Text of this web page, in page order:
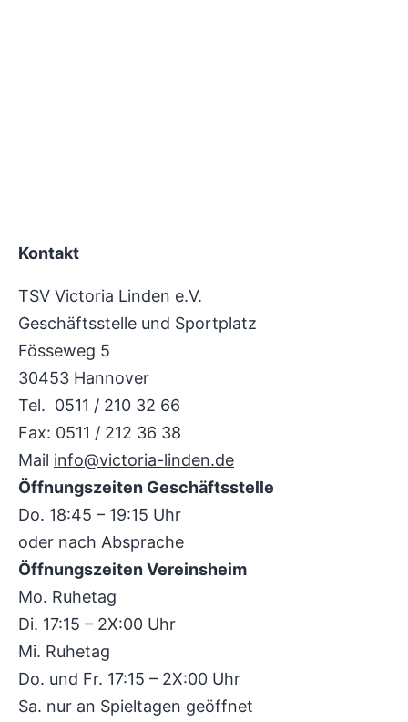
Kontakt
TSV Victoria Linden e.V.
Geschäftsstelle und Sportplatz
Fösseweg 5
30453 Hannover
Tel. 0511 / 210 32 66
Fax: 0511 / 212 36 38
Mail info@victoria-linden.de
Öffnungszeiten Geschäftsstelle
Do. 18:45 – 19:15 Uhr
oder nach Absprache
Öffnungszeiten Vereinsheim
Mo. Ruhetag
Di. 17:15 – 2X:00 Uhr
Mi. Ruhetag
Do. und Fr. 17:15 – 2X:00 Uhr
Sa. nur an Spieltagen geöffnet